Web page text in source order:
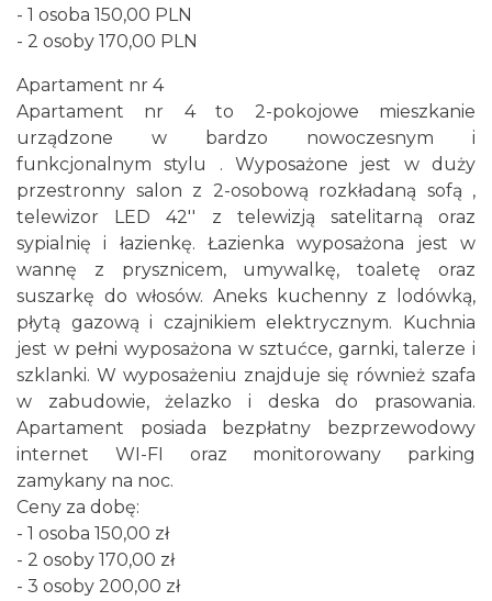
- 1 osoba 150,00 PLN
- 2 osoby 170,00 PLN
Apartament nr 4
Apartament nr 4 to 2-pokojowe mieszkanie
urządzone w bardzo nowoczesnym i
funkcjonalnym stylu . Wyposażone jest w duży
przestronny salon z 2-osobową rozkładaną sofą ,
telewizor LED 42'' z telewizją satelitarną oraz
sypialnię i łazienkę. Łazienka wyposażona jest w
wannę z prysznicem, umywalkę, toaletę oraz
suszarkę do włosów. Aneks kuchenny z lodówką,
płytą gazową i czajnikiem elektrycznym. Kuchnia
jest w pełni wyposażona w sztućce, garnki, talerze i
szklanki. W wyposażeniu znajduje się również szafa
w zabudowie, żelazko i deska do prasowania.
Apartament posiada bezpłatny bezprzewodowy
internet WI-FI oraz monitorowany parking
zamykany na noc.
Ceny za dobę:
- 1 osoba 150,00 zł
- 2 osoby 170,00 zł
- 3 osoby 200,00 zł